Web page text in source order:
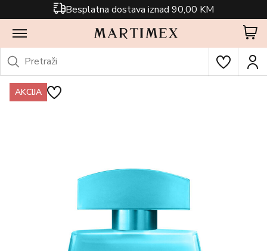
Besplatna dostava iznad 90,00 KM
AKCIJA